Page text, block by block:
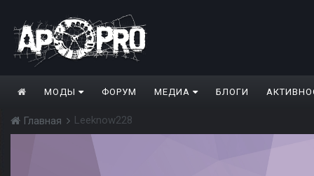
МОДЫ ФОРУМ МЕДИА БЛОГИ
Главная Leeknow228